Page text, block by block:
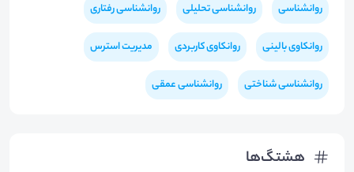
روانشناسی روانشناسی تحلیلی روانشناسی رفتاری
روانکاوی بالینی روانکاوی کاربردی مدیریت استرس
روانشناسی شناختی روانشناسی عمقی
هشتگ‌ها